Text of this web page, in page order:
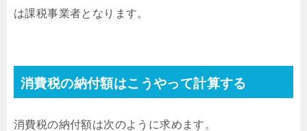
は課税事業者となります。
消費税の納付額はこうやって計算する
消費税の納付額は次のように求めます。